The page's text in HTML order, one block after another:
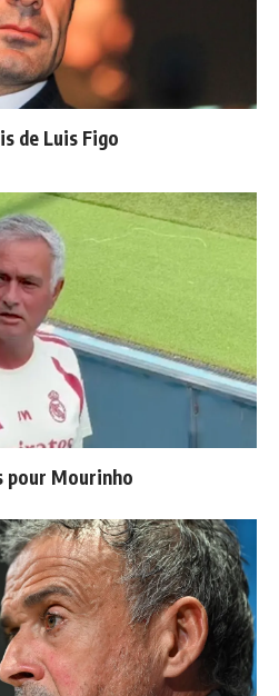
de Luis Figo
pour Mourinho